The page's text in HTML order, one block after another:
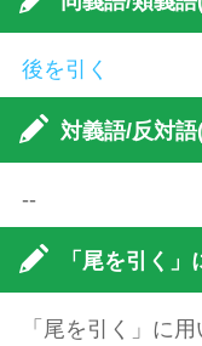
後を引く
対義語/反対
--
「尾を引く
「尾を引く」に